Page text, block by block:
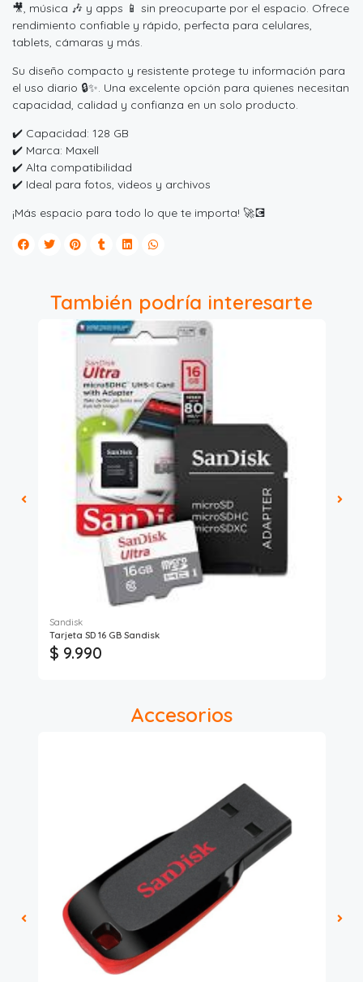
🎥, música 🎶 y apps 📱 sin preocuparte por el espacio. Ofrece
rendimiento confiable y rápido, perfecta para celulares,
tablets, cámaras y más.
Su diseño compacto y resistente protege tu información para
el uso diario 🔒✨. Una excelente opción para quienes necesitan
capacidad, calidad y confianza en un solo producto.
✔️ Capacidad: 128 GB
✔️ Marca: Maxell
✔️ Alta compatibilidad
✔️ Ideal para fotos, videos y archivos
¡Más espacio para todo lo que te importa! 🚀💽
También podría interesarte
Sandisk
Tarjeta SD 16 GB Sandisk
$ 9.990
Accesorios